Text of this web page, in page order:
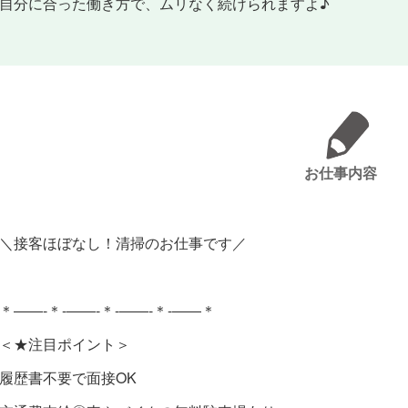
お仕事内容
＼接客ほぼなし！清掃のお仕事です／
＊――-＊-――-＊-――-＊-――＊
＜★注目ポイント＞
履歴書不要で面接OK